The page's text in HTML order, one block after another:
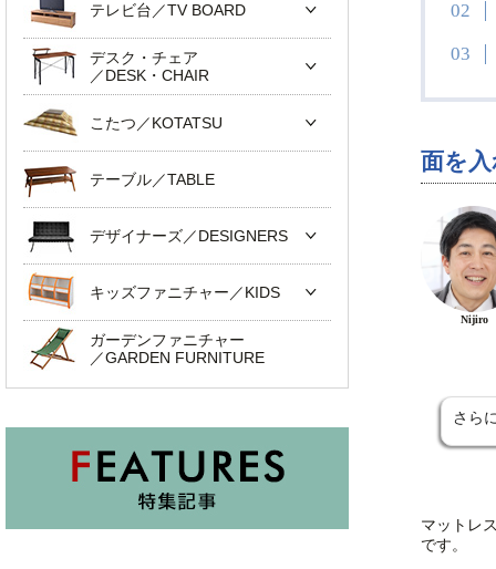
面を
Nijiro
さら
マットレ
です。
テレビ台／TV BOARD
デスク・チェア
／DESK・CHAIR
こたつ／KOTATSU
テーブル／TABLE
デザイナーズ／DESIGNERS
キッズファニチャー／KIDS
ガーデンファニチャー
／GARDEN FURNITURE